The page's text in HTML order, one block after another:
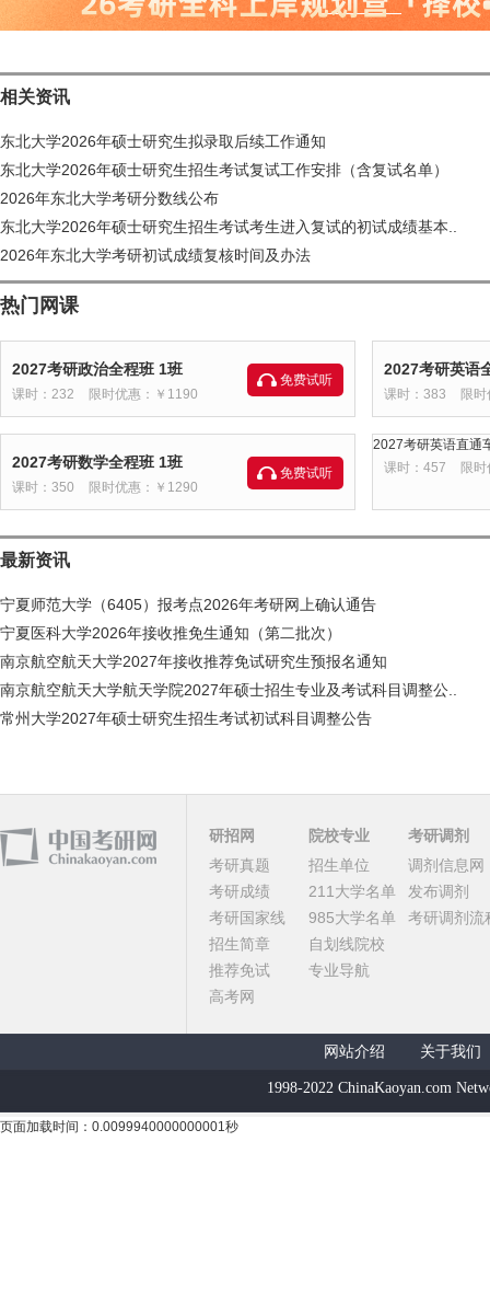
相关资讯
东北大学2026年硕士研究生拟录取后续工作通知
东北大学2026年硕士研究生招生考试复试工作安排（含复试名单）
2026年东北大学考研分数线公布
东北大学2026年硕士研究生招生考试考生进入复试的初试成绩基本..
2026年东北大学考研初试成绩复核时间及办法
热门网课
2027考研政治全程班 1班
课时：232 限时优惠：￥1190
免费试听
2027考研英语
课时：383 限
2027考研数学全程班 1班
课时：350 限时优惠：￥1290
免费试听
2027考研英语直通
课时：457
限
最新资讯
宁夏师范大学（6405）报考点2026年考研网上确认通告
宁夏医科大学2026年接收推免生通知（第二批次）
南京航空航天大学2027年接收推荐免试研究生预报名通知
南京航空航天大学航天学院2027年硕士招生专业及考试科目调整公..
常州大学2027年硕士研究生招生考试初试科目调整公告
研招网
考研真题
考研成绩
考研国家线
招生简章
推荐免试
高考网
院校专业
招生单位
211大学名单
985大学名单
自划线院校
专业导航
考研调剂
调剂信息网
发布调剂
考研调剂流
网站介绍 关于我们
1998-2022 ChinaKaoyan.com
页面加载时间：0.0099940000000001秒